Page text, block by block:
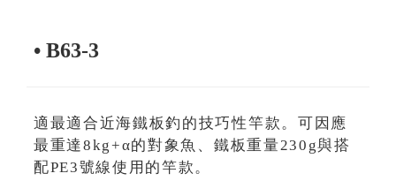
• B63-3
適最適合近海鐵板釣的技巧性竿款。可因應
最重達8kg+α的對象魚、鐵板重量230g與搭
配PE3號線使用的竿款。